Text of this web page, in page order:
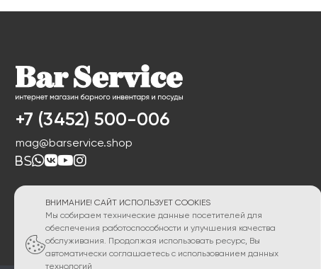
+7 (3452) 500-006
mag@barservice.shop
ВНИМАНИЕ! САЙТ ИСПОЛЬЗУЕТ COOKIES
Мы собираем технические данные посетителей для
обеспечения работоспособности и улучшения качества
обслуживания. Продолжая использовать ресурс, Вы
автоматически соглашаетесь с использованием данных
технологий